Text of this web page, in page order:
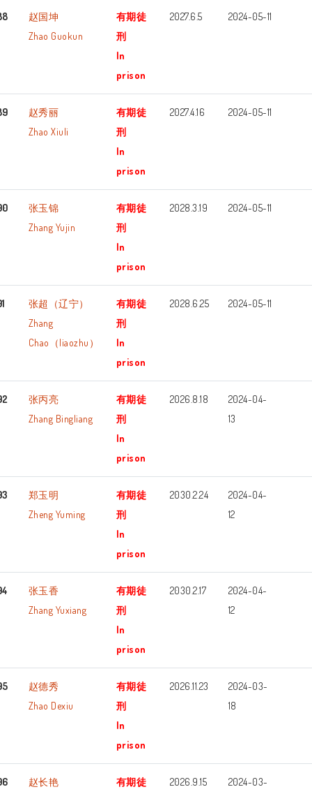
赵国坤
Zhao Guokun
有期徒
刑
In
prison
2027.6.5 2024-05-11
赵秀丽
Zhao Xiuli
有期徒
刑
In
prison
2027.4.16 2024-05-11
张玉锦
Zhang Yujin
有期徒
刑
In
prison
2028.3.19 2024-05-11
张超（辽宁）
Zhang
Chao（liaozhu）
有期徒
刑
In
prison
2028.6.25 2024-05-11
张丙亮
Zhang Bingliang
有期徒
刑
In
prison
2026.8.18
2024-04-
13
郑玉明
Zheng Yuming
有期徒
刑
In
prison
2030.2.24
2024-04-
12
张玉香
Zhang Yuxiang
有期徒
刑
In
prison
2030.2.17
2024-04-
12
赵德秀
Zhao Dexiu
有期徒
刑
In
prison
2026.11.23
2024-03-
18
赵长艳
有期徒
2026.9.15
2024-03-